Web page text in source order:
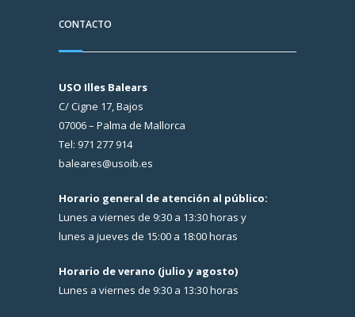
CONTACTO
USO Illes Balears
C/ Cigne 17, Bajos
07006 – Palma de Mallorca
Tel: 971 277 914
baleares@usoib.es
Horario general de atención al público:
Lunes a viernes de 9:30 a 13:30 horas y
lunes a jueves de 15:00 a 18:00 horas
Horario de verano (julio y agosto)
Lunes a viernes de 9:30 a 13:30 horas